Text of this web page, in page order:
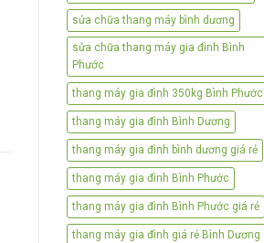
sửa chữa thang máy bình dương
sửa chữa thang máy gia đình Bình
Phước
thang máy gia đình 350kg Bình Phước
thang máy gia đình Bình Dương
thang máy gia đình bình dương giá rẻ
thang máy gia đình Bình Phước
thang máy gia đình Bình Phước giá rẻ
thang máy gia đình giá rẻ Bình Dương